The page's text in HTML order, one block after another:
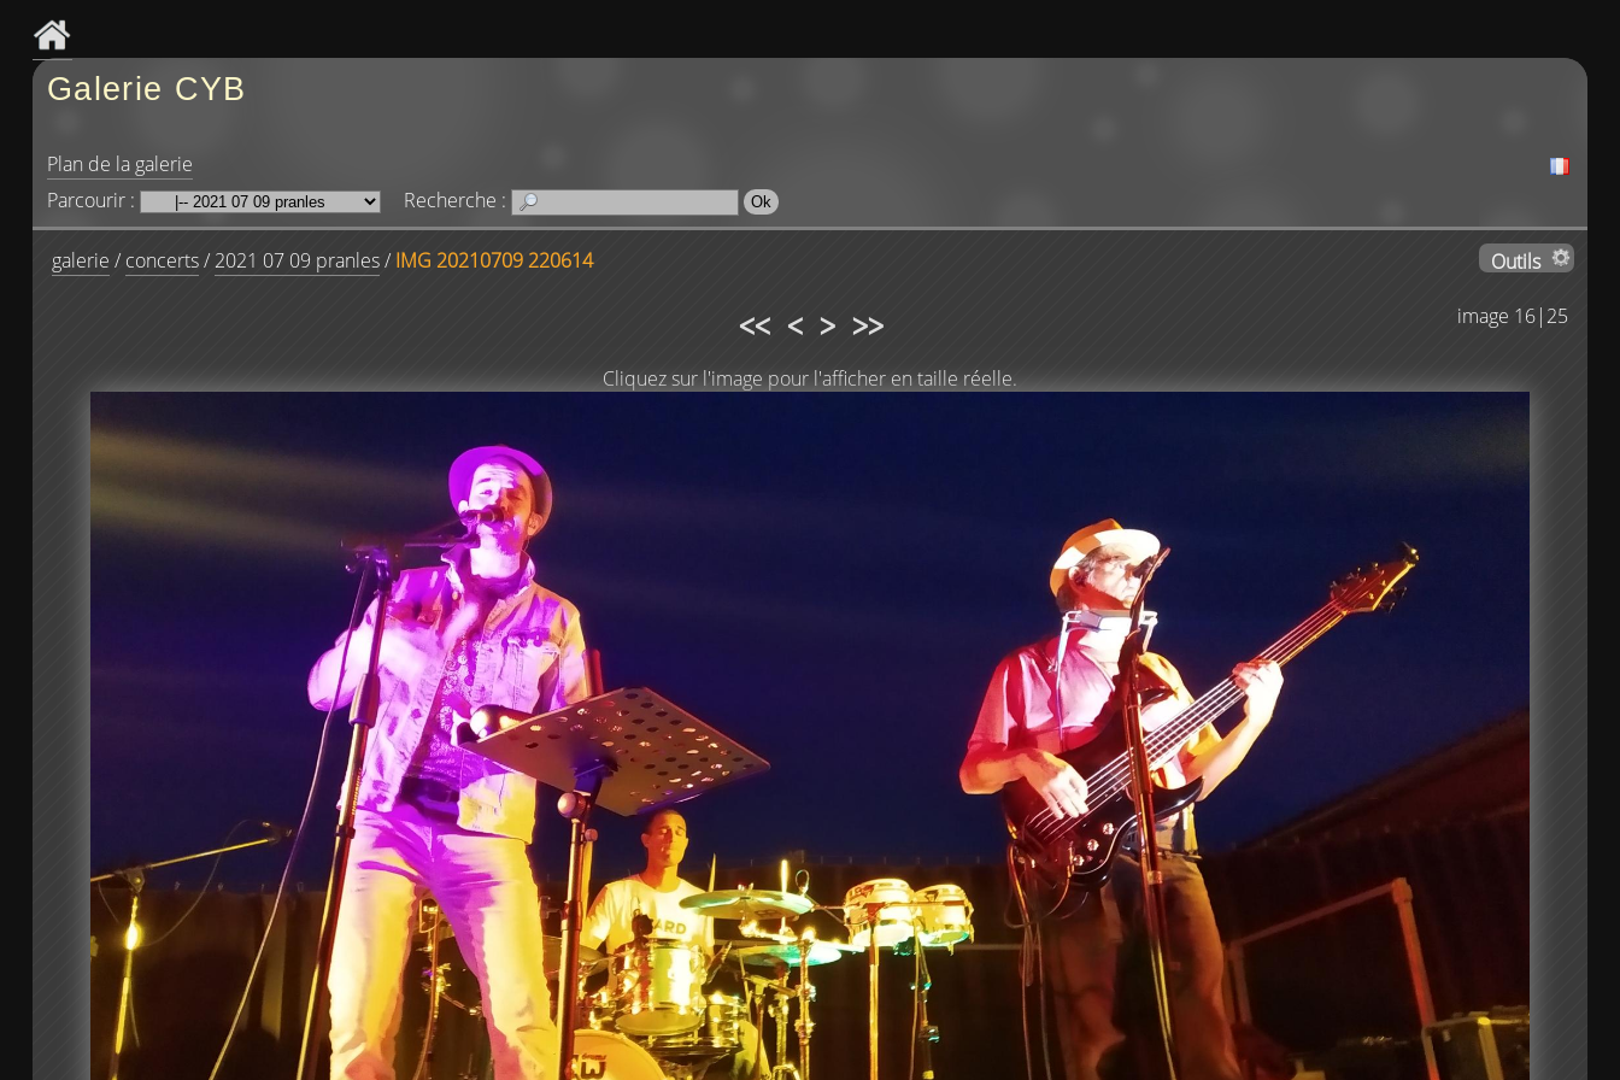
Galerie CYB
Plan de la galerie
Parcourir :
Recherche :
Outils
galerie / concerts/ 2021 07 09 pranles/ IMG 20210709 220614
image 16|25
<< < > >>
Cliquez sur l'image pour l'afficher en taille réelle.